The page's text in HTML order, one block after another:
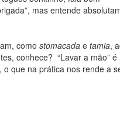
mas entende
como stomacada e tamia,
conhece? “Lavar a mão” é
o que na prática nos rende a